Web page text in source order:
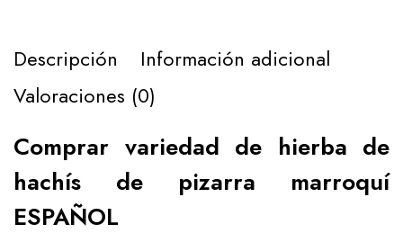
Descripción
Información adicional
Valoraciones (0)
Comprar variedad de hierba de
hachís de pizarra marroquí
ESPAÑOL